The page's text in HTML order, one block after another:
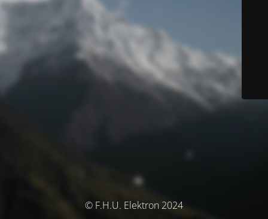
© F.H.U. Elektron 2024